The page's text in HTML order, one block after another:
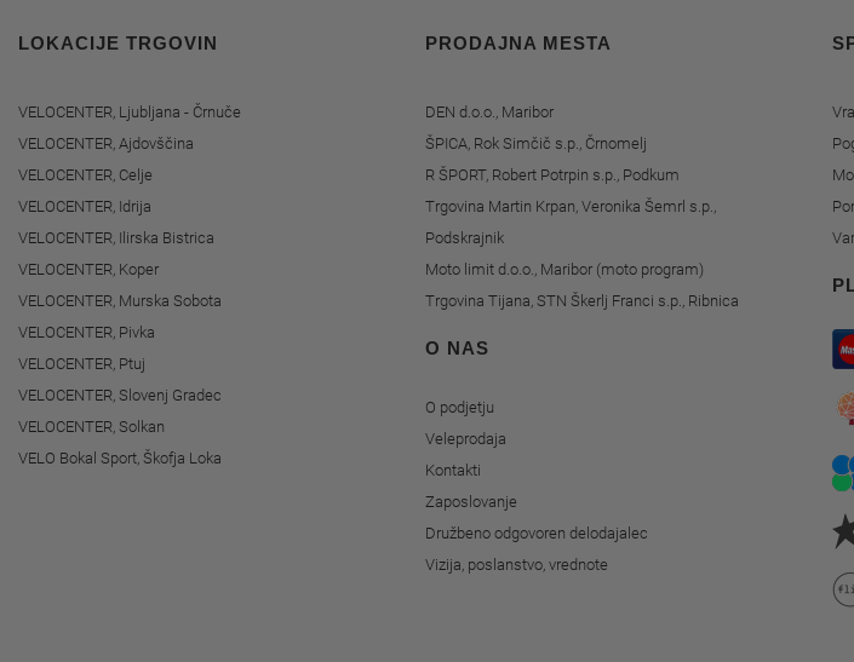
LOKACIJE TRGOVIN
VELOCENTER, Ljubljana - Črnuče
VELOCENTER, Ajdovščina
VELOCENTER, Celje
VELOCENTER, Idrija
VELOCENTER, Ilirska Bistrica
VELOCENTER, Koper
VELOCENTER, Murska Sobota
VELOCENTER, Pivka
VELOCENTER, Ptuj
VELOCENTER, Slovenj Gradec
VELOCENTER, Solkan
VELO Bokal Sport, Škofja Loka
PRODAJNA MESTA
DEN d.o.o., Maribor
ŠPICA, Rok Simčič s.p., Črnomelj
R ŠPORT, Robert Potrpin s.p., Podkum
Trgovina Martin Krpan, Veronika Šemrl s.p.,
Podskrajnik
Moto limit d.o.o., Maribor (moto program)
Trgovina Tijana, STN Škerlj Franci s.p., Ribnica
O NAS
O podjetju
Veleprodaja
Kontakti
Zaposlovanje
Družbeno odgovoren delodajalec
Vizija, poslanstvo, vrednote